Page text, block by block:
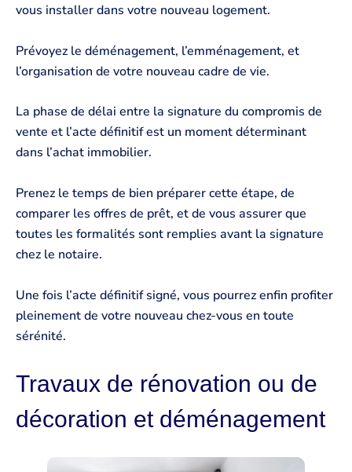
vous installer dans votre nouveau logement.
Prévoyez le déménagement, l’emménagement, et
l’organisation de votre nouveau cadre de vie.
La phase de délai entre la signature du compromis de
vente et l’acte définitif est un moment déterminant
dans l’achat immobilier.
Prenez le temps de bien préparer cette étape, de
comparer les offres de prêt, et de vous assurer que
toutes les formalités sont remplies avant la signature
chez le notaire.
Une fois l’acte définitif signé, vous pourrez enfin profiter
pleinement de votre nouveau chez-vous en toute
sérénité.
Travaux de rénovation ou de
décoration et déménagement